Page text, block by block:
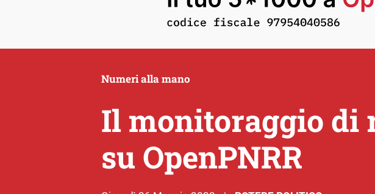
Il monitoraggio di
su OpenPNRR
Numeri alla mano